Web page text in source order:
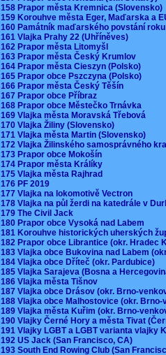
158 Prapor města Kremnica (Slovensko)
159 Korouhve města Eger, Maďarska a
160 Památník maďarského povstání
161 Vlajka Prahy 22 (Uhříněves)
162 Prapor města Litomyšl
163 Prapor města Český Krumlov
164 Prapor města Cieszyn (Polsko)
165 Prapor obce Pszczyna (Polsko)
166 Prapor města Český Těšín
167 Prapor obce Příbraz
168 Prapor obce Městečko Trnávka
169 Vlajka města Moravská Třebová
170 Vlajka Žiliny (Slovensko)
171 Vlajka města Martin (Slovensko)
172 Vlajka Žilinského samosprávného
173 Prapor obce Mokošín
174 Prapor města Králíky
175 Vlajka města Rajhrad
176 PF 2019
177 Vlajka na lokomotivě Vectron
178 Vlajka na půl žerdi na katedrále v
179 The Civil Jack
180 Prapor obce Vysoká nad Labem
181 Korouhve historických uherských
182 Prapor obce Librantice (okr. Hradec
183 Vlajka obce Bukovina nad Labem
184 Vlajka obce Dříteč (okr. Pardubice)
185 Vlajka Sarajeva (Bosna a
186 Vlajka města Tišnov
187 Vlajka obce Drásov (okr. Brno-
188 Vlajka obce Malhostovice (okr.
189 Vlajka města Kuřim (okr. Brno-
190 Vlajky Černé Hory a města Tivat
191 Vlajky LGBT a LGBT varianta vlajky
192 US Jack (San Francisco, CA)
193 South End Rowing Club (San